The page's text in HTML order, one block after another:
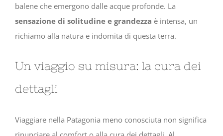
balene che emergono dalle acque profonde. La
sensazione di solitudine e grandezza è intensa, un
richiamo alla natura e indomita di questa terra.
Un viaggio su misura: la cura dei
dettagli
Viaggiare nella Patagonia meno conosciuta non significa